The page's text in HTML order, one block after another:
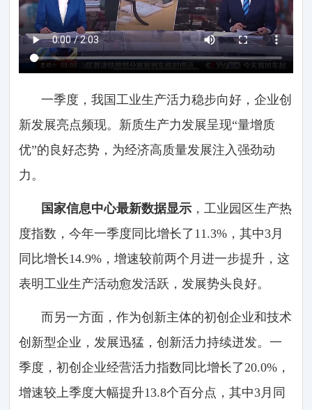
一季度，我国工业生产活力稳步向好，企业创
新发展亮点频现。新质生产力发展呈现“量增质
优”的良好态势，为经济高质量发展注入强劲动
力。
国家信息中心最新数据显示 ，工业园区生产热
度指数，今年一季度同比增长了11.3%，其中3月
同比增长14.9%，增速较前两个月进一步提升，这
表明工业生产活动愈发活跃，发展势头良好。
而另一方面，作为创新主体的初创企业和技术
创新型企业，发展迅猛，创新活力持续迸发。一
季度，初创企业经营活力指数同比增长了20.0%，
增速较上季度大幅提升13.8个百分点，其中3月同